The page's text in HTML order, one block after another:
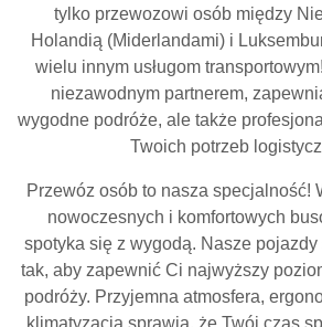
tylko przewozowi osób między
Holandią (Miderlandami) i
wielu innym usługom
niezawodnym partnerem,
wygodne podróże, ale także
Twoich potrzeb
Przewóz osób to nasza specjalność!
nowoczesnych i komfortowych
spotyka się z wygodą. Nasze
tak, aby zapewnić Ci najwyższy
podróży. Przyjemna atmosfera,
klimatyzacja sprawią, że Twój czas